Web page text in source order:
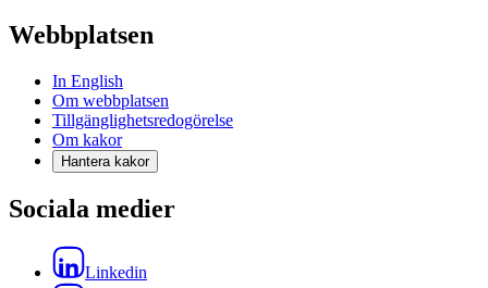
Webbplatsen
In English
Om webbplatsen
Tillgänglighetsredogörelse
Om kakor
Hantera kakor
Sociala medier
Linkedin